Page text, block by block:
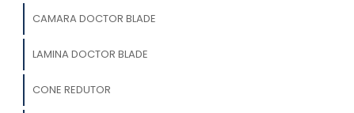
CAMARA DOCTOR BLADE
LAMINA DOCTOR BLADE
CONE REDUTOR